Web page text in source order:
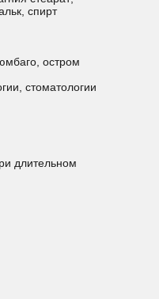
спирт
остром
стоматологии
длительном